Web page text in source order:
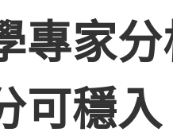
專家
可穩